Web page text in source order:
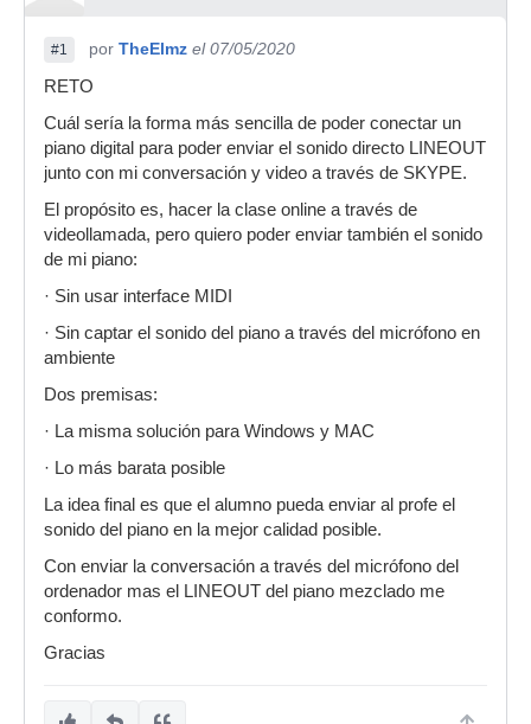
#1 por TheElmz el 07/05/2020
RETO
Cuál sería la forma más sencilla de poder conectar un
piano digital para poder enviar el sonido directo LINEOUT
junto con mi conversación y video a través de SKYPE.
El propósito es, hacer la clase online a través de
videollamada, pero quiero poder enviar también el sonido
de mi piano:
· Sin usar interface MIDI
· Sin captar el sonido del piano a través del micrófono en
ambiente
Dos premisas:
· La misma solución para Windows y MAC
· Lo más barata posible
La idea final es que el alumno pueda enviar al profe el
sonido del piano en la mejor calidad posible.
Con enviar la conversación a través del micrófono del
ordenador mas el LINEOUT del piano mezclado me
conformo.
Gracias